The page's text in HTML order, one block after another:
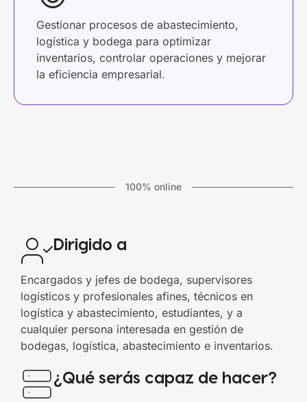
Gestionar procesos de abastecimiento,
logística y bodega para optimizar
inventarios, controlar operaciones y mejorar
la eficiencia empresarial.
100% online
Dirigido a
Encargados y jefes de bodega, supervisores
logísticos y profesionales afines, técnicos en
logística y abastecimiento, estudiantes, y a
cualquier persona interesada en gestión de
bodegas, logística, abastecimiento e inventarios.
¿Qué serás capaz de hacer?